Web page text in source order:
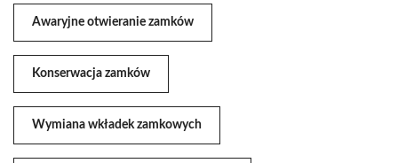
Awaryjne otwieranie zamków
Konserwacja zamków
Wymiana wkładek zamkowych